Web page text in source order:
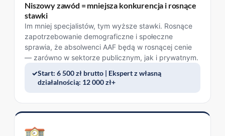
Niszowy zawód = mniejsza konkurencja i rosnące
stawki
Im mniej specjalistów, tym wyższe stawki. Rosnące
zapotrzebowanie demograficzne i społeczne
sprawia, że absolwenci AAF będą w rosnącej cenie
— zarówno w sektorze publicznym, jak i prywatnym.
Start: 6 500 zł brutto | Ekspert z własną
działalnością: 12 000 zł+